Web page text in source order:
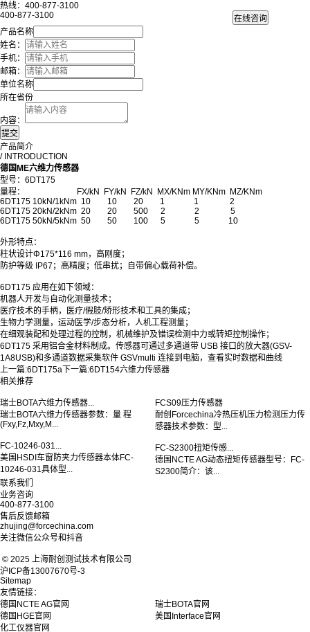
热线：400-877-3100
400-877-3100
产品名称
姓名：
手机：
邮箱：
单位名称
所在省份
内容：
产品简介
/ INTRODUCTION
德国ME六维力传感器
型号：6DT175
量程： FX/kN FY/kN FZ/kN MX/KNm MY/KNm MZ/KNm
6DT175 10kN/1kNm 10 10 20 1 1 2
6DT175 20kN/2kNm 20 20 500 2 2 5
6DT175 50kN/5kNm 50 50 100 5 5 10
外形特点：
柱状设计Φ175*116 mm，高刚度；
防护等级 IP67；高精度；低串扰；自带偏心载荷补偿。
6DT175 应用在如下领域：
机器人开发与自动化测量技术；
医疗技术的手柄，医疗/假肢/矫形技术和工具的集成；
生物力学测量，运动医学/步态分析，人机工程测量；
在细观装配和处理过程的控制，机械维护及错误检测中力或转矩控制操作；
6DT175 采用铝合金材料制成。传感器可通过多通道带 USB 接口的放大器(GSV-
1A8USB)和多通道数据采集软件 GSVmulti 连接到电脑，查看实时数据和曲线
上一篇:6DT175a 下一篇:6DT154六维力传感器
相关推荐
瑞士BOTA六维力传感器...
瑞士BOTA六维力传感器参数：量 程
(Fxy,Fz,Mxy,M...
FCS09压力传感器
耐创Forcechina冷热压机压力检测压力传
感器技术参数：型...
FC-10246-031...
美国HSDI车窗防夹力传感器本体FC-
10246-031具体型...
FC-S2300扭矩传感...
德国NCTE AG动态扭矩传感器型号：FC-
S2300简介：该...
联系我们
业务咨询
400-877-3100
售后反馈邮箱
zhujing@forcechina.com
关注微信公众号和抖音
© 2025 上海耐创测试技术有限公司
沪ICP备13007670号-3
Sitemap
友情链接：
德国NCTE AG官网
瑞士BOTA官网
德国HGE官网
美国Interface官网
化工仪器官网